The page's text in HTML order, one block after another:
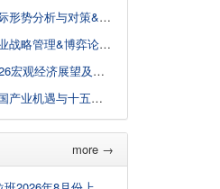
与对策&创新思维与决策
理&博弈论与策略思维
策解读&企业经营系统利润创新
股权投资&AI大模型驱动企业经营管理创新增长
more →